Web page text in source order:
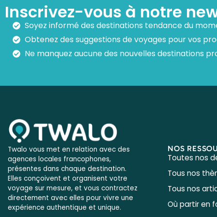
Inscrivez-vous à notre
Soyez informé des destinations tendance du
Obtenez des suggestions de voyages pour vos
Ne manquez aucune des nouvelles destinations
Twalo vous met en relation avec des
agences locales francophones,
présentes dans chaque destination.
Elles conçoivent et organisent votre
voyage sur mesure, et vous contractez
directement avec elles pour vivre une
expérience authentique et unique.
NOS
Toutes nos
Tous nos
Tous nos
Où partir en